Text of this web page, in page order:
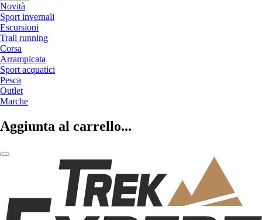
Novità
Sport invernali
Escursioni
Trail running
Corsa
Arrampicata
Sport acquatici
Pesca
Outlet
Marche
Aggiunta al carrello...